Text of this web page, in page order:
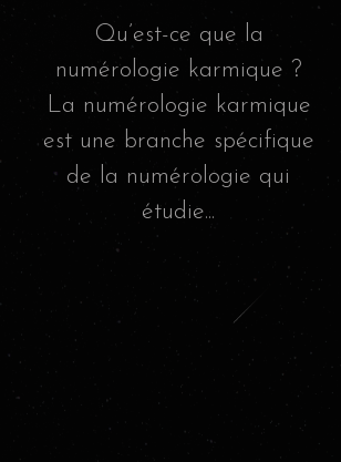
Qu’est-ce que la
numérologie karmique ?
La numérologie karmique
est une branche spécifique
de la numérologie qui
étudie...